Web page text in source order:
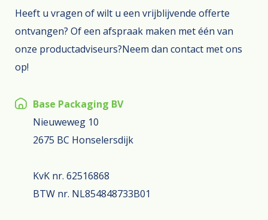
Heeft u vragen of wilt u een vrijblijvende offerte
ontvangen? Of een afspraak maken met één van
onze productadviseurs?Neem dan contact met ons
op!
Base Packaging BV
Nieuweweg 10
2675 BC Honselersdijk
KvK nr. 62516868
BTW nr. NL854848733B01